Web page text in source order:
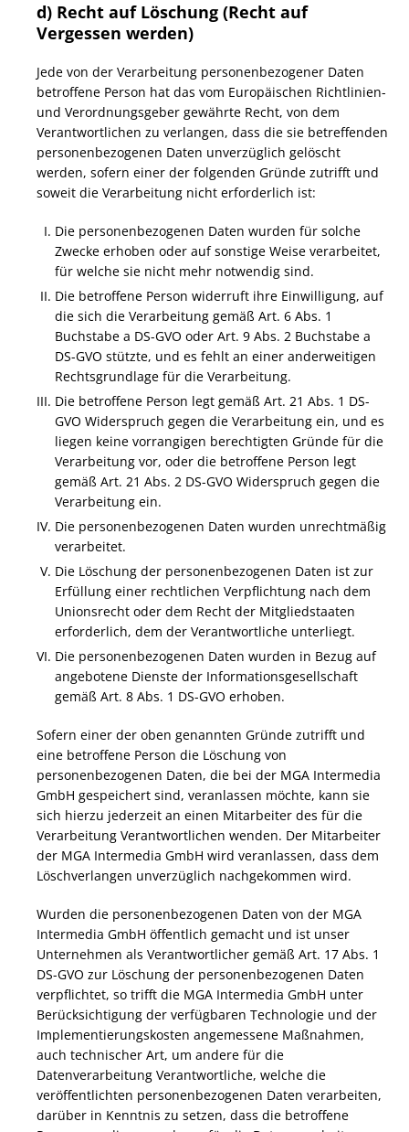
d) Recht auf Löschung (Recht auf
Vergessen werden)
Jede von der Verarbeitung personenbezogener Daten
betroffene Person hat das vom Europäischen Richtlinien-
und Verordnungsgeber gewährte Recht, von dem
Verantwortlichen zu verlangen, dass die sie betreffenden
personenbezogenen Daten unverzüglich gelöscht
werden, sofern einer der folgenden Gründe zutrifft und
soweit die Verarbeitung nicht erforderlich ist:
Die personenbezogenen Daten wurden für solche
Zwecke erhoben oder auf sonstige Weise verarbeitet,
für welche sie nicht mehr notwendig sind.
Die betroffene Person widerruft ihre Einwilligung, auf
die sich die Verarbeitung gemäß Art. 6 Abs. 1
Buchstabe a DS-GVO oder Art. 9 Abs. 2 Buchstabe a
DS-GVO stützte, und es fehlt an einer anderweitigen
Rechtsgrundlage für die Verarbeitung.
Die betroffene Person legt gemäß Art. 21 Abs. 1 DS-
GVO Widerspruch gegen die Verarbeitung ein, und es
liegen keine vorrangigen berechtigten Gründe für die
Verarbeitung vor, oder die betroffene Person legt
gemäß Art. 21 Abs. 2 DS-GVO Widerspruch gegen die
Verarbeitung ein.
Die personenbezogenen Daten wurden unrechtmäßig
verarbeitet.
Die Löschung der personenbezogenen Daten ist zur
Erfüllung einer rechtlichen Verpflichtung nach dem
Unionsrecht oder dem Recht der Mitgliedstaaten
erforderlich, dem der Verantwortliche unterliegt.
Die personenbezogenen Daten wurden in Bezug auf
angebotene Dienste der Informationsgesellschaft
gemäß Art. 8 Abs. 1 DS-GVO erhoben.
Sofern einer der oben genannten Gründe zutrifft und
eine betroffene Person die Löschung von
personenbezogenen Daten, die bei der MGA Intermedia
GmbH gespeichert sind, veranlassen möchte, kann sie
sich hierzu jederzeit an einen Mitarbeiter des für die
Verarbeitung Verantwortlichen wenden. Der Mitarbeiter
der MGA Intermedia GmbH wird veranlassen, dass dem
Löschverlangen unverzüglich nachgekommen wird.
Wurden die personenbezogenen Daten von der MGA
Intermedia GmbH öffentlich gemacht und ist unser
Unternehmen als Verantwortlicher gemäß Art. 17 Abs. 1
DS-GVO zur Löschung der personenbezogenen Daten
verpflichtet, so trifft die MGA Intermedia GmbH unter
Berücksichtigung der verfügbaren Technologie und der
Implementierungskosten angemessene Maßnahmen,
auch technischer Art, um andere für die
Datenverarbeitung Verantwortliche, welche die
veröffentlichten personenbezogenen Daten verarbeiten,
darüber in Kenntnis zu setzen, dass die betroffene